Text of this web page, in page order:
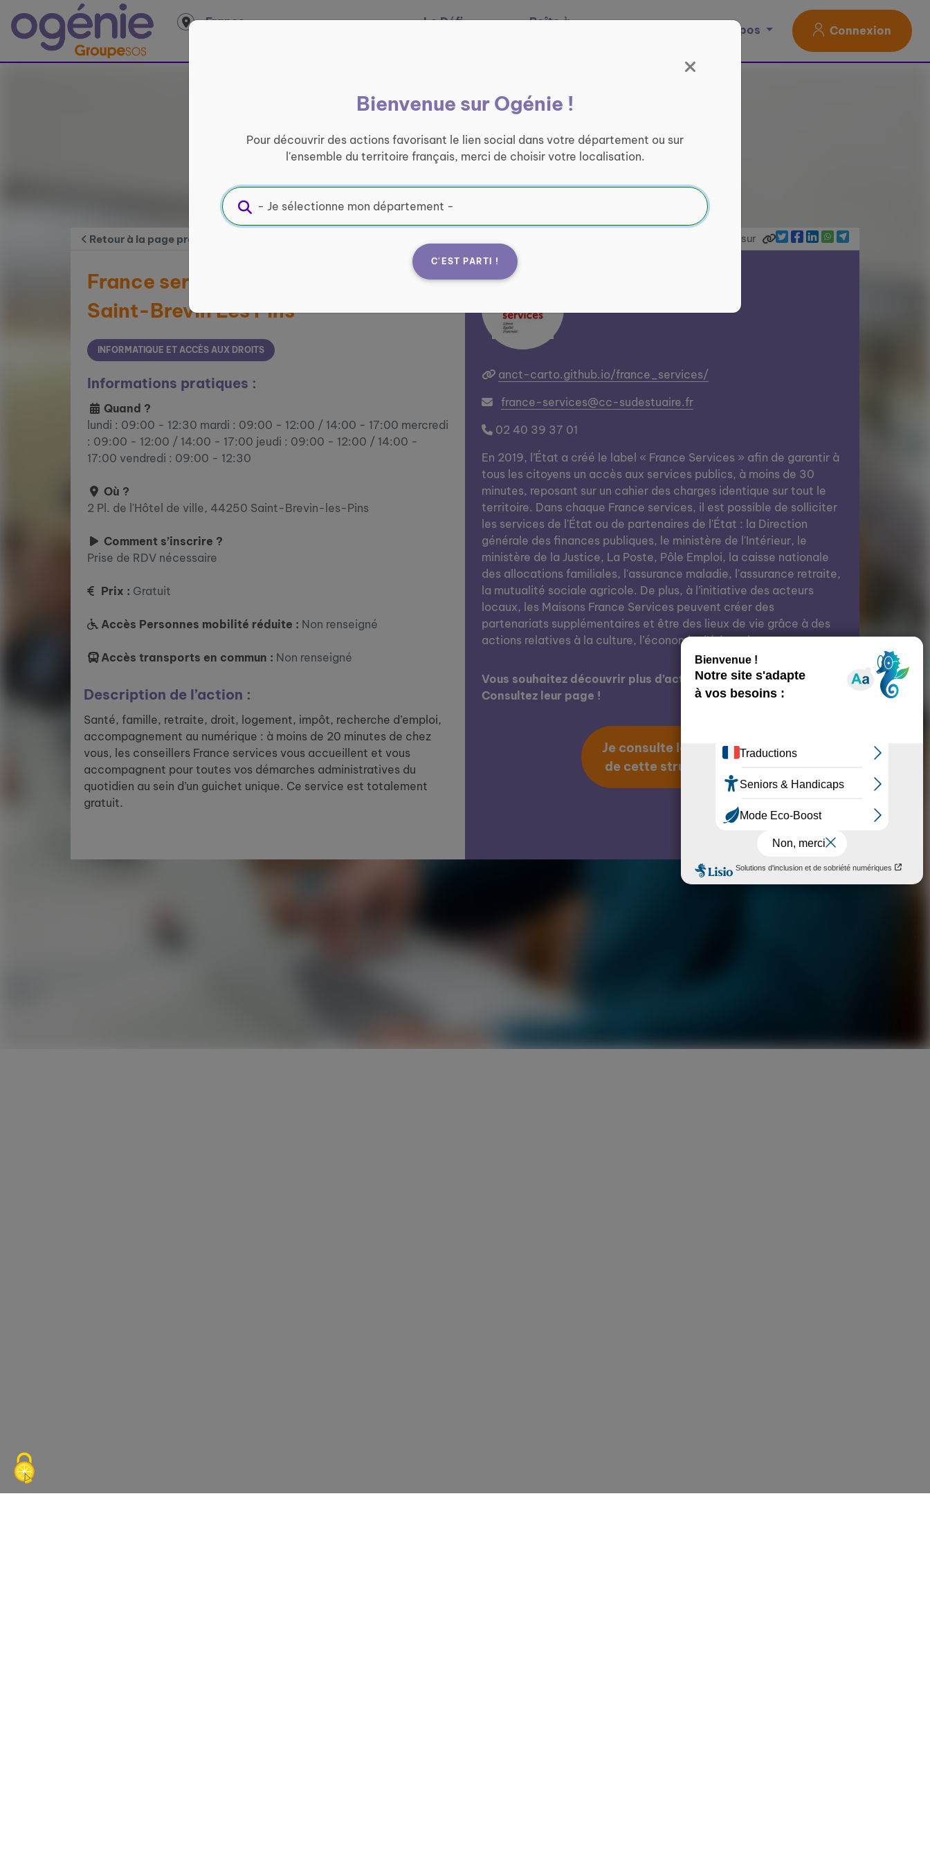
France
Le Défi
Boîte à
À propos Connexion
Bienvenue sur Ogénie !
Pour découvrir des actions favorisant le lien social dans votre département ou sur
l'ensemble du territoire français, merci de choisir votre localisation.
C'EST PARTI !
Retour à la page précédente Partager sur
France services Sud Estuaire -
Saint-Brevin Les Pins
INFORMATIQUE ET ACCÈS AUX DROITS
Informations pratiques :
Quand ?
lundi : 09:00 - 12:30 mardi : 09:00 - 12:00 / 14:00 - 17:00 mercredi
: 09:00 - 12:00 / 14:00 - 17:00 jeudi : 09:00 - 12:00 / 14:00 -
17:00 vendredi : 09:00 - 12:30
Où ?
2 Pl. de l'Hôtel de ville, 44250 Saint-Brevin-les-Pins
Comment s’inscrire ?
Prise de RDV nécessaire
Prix : Gratuit
Accès Personnes mobilité réduite : Non renseigné
Accès transports en commun : Non renseigné
Description de l’action :
Santé, famille, retraite, droit, logement, impôt, recherche d’emploi,
accompagnement au numérique : à moins de 20 minutes de chez
vous, les conseillers France services vous accueillent et vous
accompagnent pour toutes vos démarches administratives du
quotidien au sein d’un guichet unique. Ce service est totalement
gratuit.
anct-carto.github.io/france_services/
france-services@cc-sudestuaire.fr
02 40 39 37 01
En 2019, l’État a créé le label « France Services » afin de garantir à
tous les citoyens un accès aux services publics, à moins de 30
minutes, reposant sur un cahier des charges identique sur tout le
territoire. Dans chaque France services, il est possible de solliciter
les services de l'État ou de partenaires de l'État : la Direction
générale des finances publiques, le ministère de l'Intérieur, le
ministère de la Justice, La Poste, Pôle Emploi, la caisse nationale
des allocations familiales, l'assurance maladie, l'assurance retraite,
la mutualité sociale agricole. De plus, à l’initiative des acteurs
locaux, les Maisons France Services peuvent créer des
partenariats supplémentaires et être des lieux de vie grâce à des
actions relatives à la culture, l’économie, l’éducation, etc.
Vous souhaitez découvrir plus d’actions de cette structure ?
Consultez leur page !
Je consulte la page
de cette structure
Panneau de gestion des cookies